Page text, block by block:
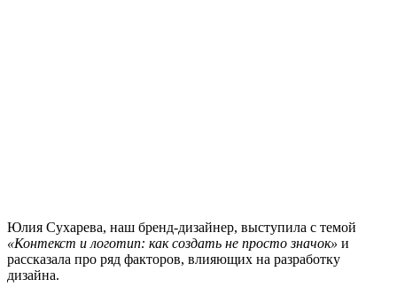
Юлия Сухарева, наш бренд-дизайнер, выступила с темой
«Контекст и логотип: как создать не просто значок» и
рассказала про ряд факторов, влияющих на разработку
дизайна.